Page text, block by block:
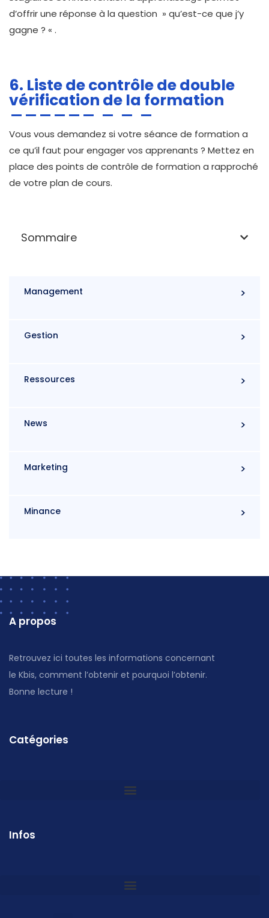
d’offrir une réponse à la question » qu’est-ce que j’y
gagne ? « .
6. Liste de contrôle de double
vérification de la formation
Vous vous demandez si votre séance de formation a
ce qu’il faut pour engager vos apprenants ? Mettez en
place des points de contrôle de formation a rapproché
de votre plan de cours.
Sommaire
Management
Gestion
Ressources
News
Marketing
Minance
A propos
Retrouvez ici toutes les informations concernant
le Kbis, comment l’obtenir et pourquoi l’obtenir.
Bonne lecture !
Catégories
Infos